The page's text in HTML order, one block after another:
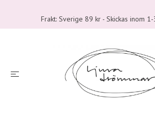
Frakt: Sverige 89 kr - Skickas inom